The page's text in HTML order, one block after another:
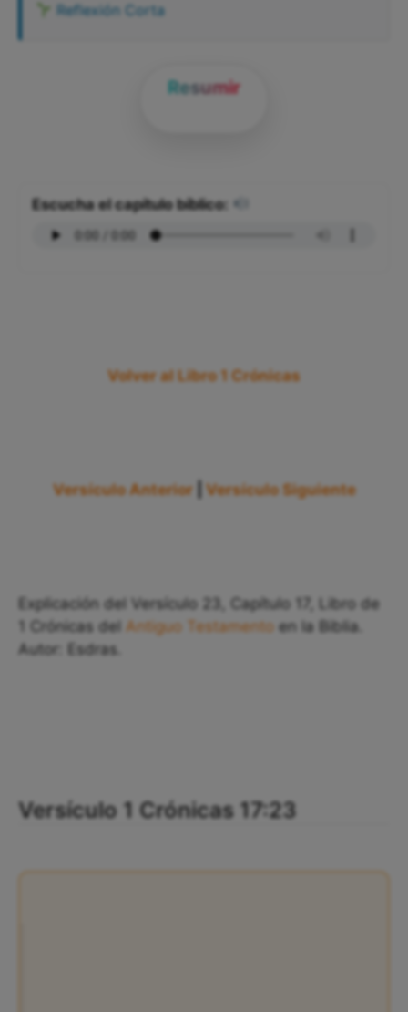
Reflexión Corta
Resumir
Escucha el capítulo bíblico:
Volver al Libro 1 Crónicas
Versículo Anterior Versículo Siguiente
Explicación del Versículo 23, Capítulo 17, Libro de
1 Crónicas del Antiguo Testamento en la Biblia.
Autor: Esdras.
Versículo 1 Crónicas 17:23